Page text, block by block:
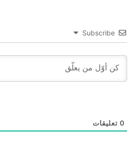
Subscribe
0 تعليقات